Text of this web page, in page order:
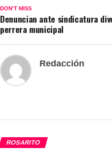
DON'T MISS
Denuncian ante sindicatura
perrera municipal
Redacción
ROSARITO